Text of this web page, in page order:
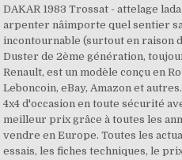
DAKAR 1983 Trossat - attelage
arpenter nâimporte quel sentier
incontournable (surtout en raison
Duster de 2ème génération,
Renault, est un modèle conçu en
Leboncoin, eBay, Amazon et
4x4 d'occasion en toute sécurité
meilleur prix grâce à toutes les
vendre en Europe. Toutes les
essais, les fiches techniques, le